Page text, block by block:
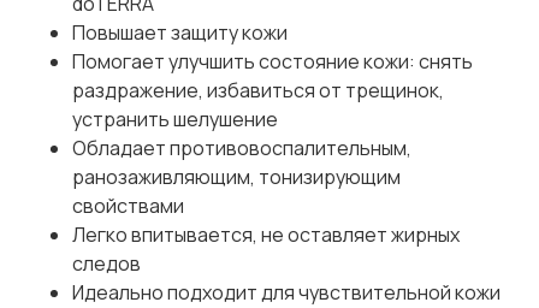
Повышает защиту кожи
Помогает улучшить состояние кожи: снять
раздражение, избавиться от трещинок,
устранить шелушение
Обладает противовоспалительным,
ранозаживляющим, тонизирующим
свойствами
Легко впитывается, не оставляет жирных
следов
Идеально подходит для чувствительной кожи